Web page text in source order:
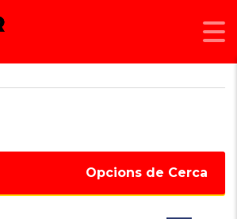
Opcions de Cerca